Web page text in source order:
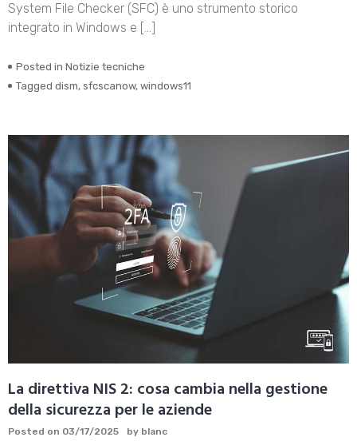
System File Checker (SFC) è uno strumento storico
integrato in Windows e […]
Posted in Notizie tecniche
Tagged dism, sfcscanow, windows11
La direttiva NIS 2: cosa cambia nella gestione
della sicurezza per le aziende
Posted on 03/17/2025 by blanc